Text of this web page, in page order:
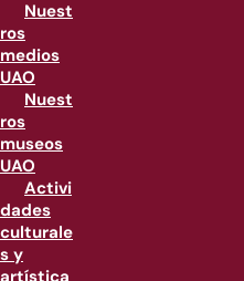
Nuest
ros
medios
UAO
Nuest
ros
museos
UAO
Activi
dades
culturale
s y
artística